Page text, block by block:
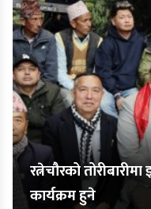
रत्नेचौरको
कार्यक्रम हुने